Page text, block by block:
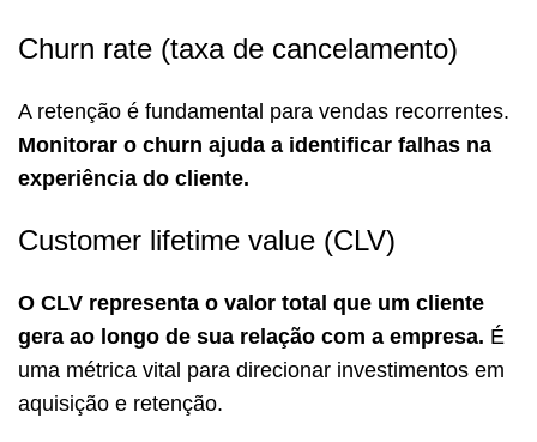
Churn rate (taxa de cancelamento)
A retenção é fundamental para vendas recorrentes.
Monitorar o churn ajuda a identificar falhas na
experiência do cliente.
Customer lifetime value (CLV)
O CLV representa o valor total que um cliente
gera ao longo de sua relação com a empresa. É
uma métrica vital para direcionar investimentos em
aquisição e retenção.